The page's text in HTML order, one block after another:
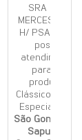
SRA DAS
MERCES - DH/
H/ PSA - Não
possui
atendimento
para os
produtos
Clássico Vital e
Especial Vital.
São Gonçalo do
Sapucaí -